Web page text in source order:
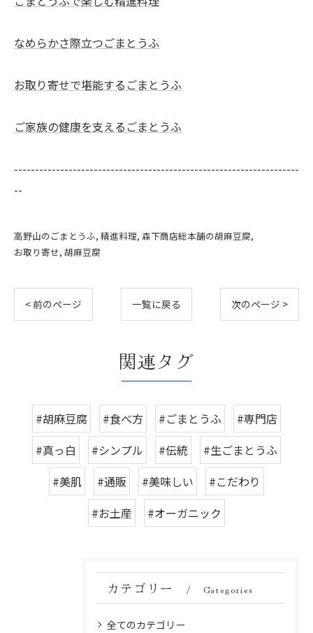
なめらかさ際立つごまとうふ
お取り寄せで堪能するごまとうふ
ご家族の健康を支えるごまとうふ
--------------------------------------------------------------------
--
高野山のごまとうふ 精進料理 森下商店総本舗の胡麻豆腐
お取り寄せ 胡麻豆腐
< 前のページ 一覧に戻る 次のページ >
関連タグ
#胡麻豆腐 #食べ方 #ごまとうふ
#専門店
#真っ白
#シンプル #伝統
#生ごまとうふ
#美肌
#通販 #美味しい
#こだわり
#お土産
#オーガニック
カテゴリー Categories
全てのカテゴリー